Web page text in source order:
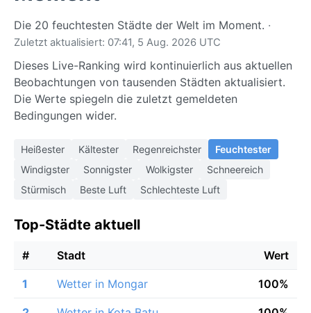
Die 20 feuchtesten Städte der Welt im Moment. ·
Zuletzt aktualisiert: 07:41, 5 Aug. 2026 UTC
Dieses Live-Ranking wird kontinuierlich aus aktuellen
Beobachtungen von tausenden Städten aktualisiert.
Die Werte spiegeln die zuletzt gemeldeten
Bedingungen wider.
Heißester Kältester Regenreichster
Feuchtester
Windigster
Sonnigster Wolkigster
Schneereich
Stürmisch
Beste Luft Schlechteste Luft
Top-Städte aktuell
# Stadt Wert
1 Wetter in Mongar 100%